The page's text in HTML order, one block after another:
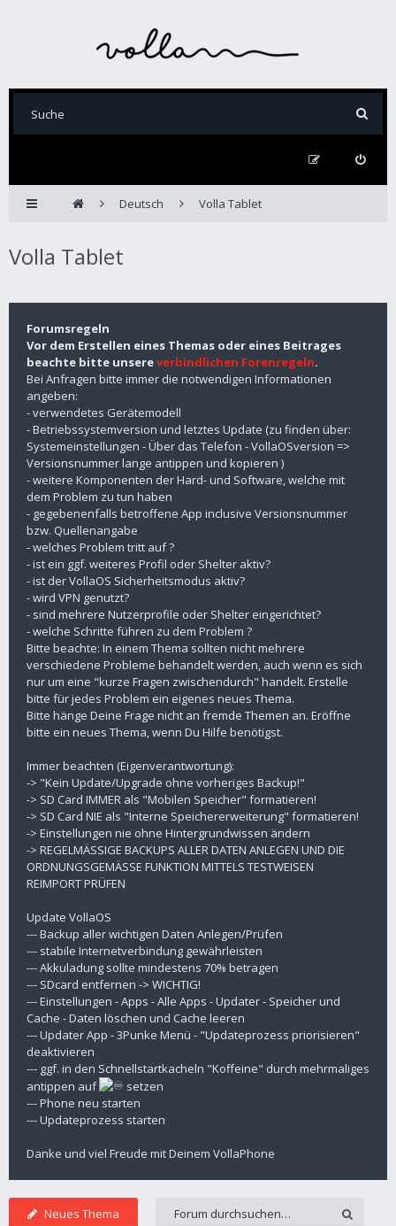
Deutsch Volla Tablet
Volla Tablet
Forumsregeln
Vor dem Erstellen eines Themas oder eines Beitrages
beachte bitte unsereverbindlichen Forenregeln.
Bei Anfragen bitte immer die notwendigen Informationen
angeben:
- verwendetes Gerätemodell
- Betriebssystemversion und letztes Update (zu finden über:
Systemeinstellungen - Über das Telefon - VollaOSversion =>
Versionsnummer lange antippen und kopieren )
- weitere Komponenten der Hard- und Software, welche mit
dem Problem zu tun haben
- gegebenenfalls betroffene App inclusive Versionsnummer
bzw. Quellenangabe
- welches Problem tritt auf ?
- ist ein ggf. weiteres Profil oder Shelter aktiv?
- ist der VollaOS Sicherheitsmodus aktiv?
- wird VPN genutzt?
- sind mehrere Nutzerprofile oder Shelter eingerichtet?
- welche Schritte führen zu dem Problem ?
Bitte beachte: In einem Thema sollten nicht mehrere
verschiedene Probleme behandelt werden, auch wenn es sich
nur um eine "kurze Fragen zwischendurch" handelt. Erstelle
bitte für jedes Problem ein eigenes neues Thema.
Bitte hänge Deine Frage nicht an fremde Themen an. Eröffne
bitte ein neues Thema, wenn Du Hilfe benötigst.
Immer beachten (Eigenverantwortung):
-> "Kein Update/Upgrade ohne vorheriges Backup!"
-> SD Card IMMER als "Mobilen Speicher" formatieren!
-> SD Card NIE als "Interne Speichererweiterung" formatieren!
-> Einstellungen nie ohne Hintergrundwissen ändern
-> REGELMÄSSIGE BACKUPS ALLER DATEN ANLEGEN UND DIE
ORDNUNGSGEMÄSSE FUNKTION MITTELS TESTWEISEN
REIMPORT PRÜFEN
Update VollaOS
--- Backup aller wichtigen Daten Anlegen/Prüfen
--- stabile Internetverbindung gewährleisten
--- Akkuladung sollte mindestens 70% betragen
--- SDcard entfernen -> WICHTIG!
--- Einstellungen - Apps - Alle Apps - Updater - Speicher und
Cache - Daten löschen und Cache leeren
--- Updater App - 3Punke Menü - "Updateprozess priorisieren"
deaktivieren
--- ggf. in den Schnellstartkacheln "Koffeine" durch mehrmaliges
antippen auf
setzen
--- Phone neu starten
--- Updateprozess starten
Danke und viel Freude mit Deinem VollaPhone
Neues Thema